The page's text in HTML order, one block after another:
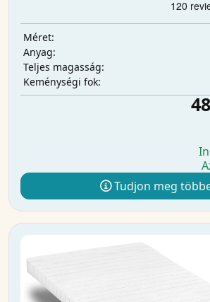
Méret:
Anyag:
Teljes magasság:
Keménységi fok:
Tudjon meg